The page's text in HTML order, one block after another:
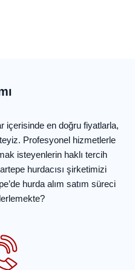
içerisinde en doğru fiyatlarla,
Profesyonel hizmetlerle
isteyenlerin haklı tercih
hurdacısı şirketimizi
hurda alım satım süreci